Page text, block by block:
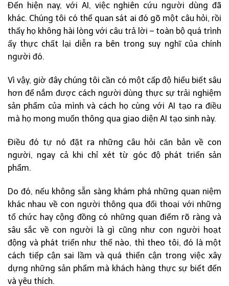
Đến hiện nay, với AI, việc nghiên cứu người dùng đã
khác. Chúng tôi có thể quan sát ai đó gõ một câu hỏi, rồi
thấy họ không hài lòng với câu trả lời – toàn bộ quá trình
ấy thực chất lại diễn ra bên trong suy nghĩ của chính
người đó.
Vì vậy, giờ đây chúng tôi cần có một cấp độ hiểu biết sâu
hơn để nắm được cách người dùng thực sự trải nghiệm
sản phẩm của mình và cách họ cùng với AI tạo ra điều
mà họ mong muốn thông qua giao diện AI tạo sinh này.
Điều đó tự nó đặt ra những câu hỏi căn bản về con
người, ngay cả khi chỉ xét từ góc độ phát triển sản
phẩm.
Do đó, nếu không sẵn sàng khám phá những quan niệm
khác nhau về con người thông qua đối thoại với những
tổ chức hay cộng đồng có những quan điểm rõ ràng và
sâu sắc về con người là gì cũng như con người hoạt
động và phát triển như thế nào, thì theo tôi, đó là một
cách tiếp cận sai lầm và quá thiển cận trong việc xây
dựng những sản phẩm mà khách hàng thực sự biết đến
và yêu thích.